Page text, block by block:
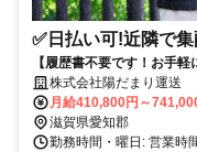
✅日払い可!近隣で集
【履歴書不要です！お手
可能！】未経験者OK✅担
株式会社陽だまり運送
月給410,800円～
滋賀県愛知郡
勤務時間・曜日: 営業時